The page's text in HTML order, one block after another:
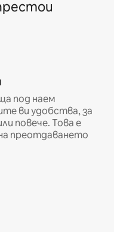
под наем
ви удобства, за
повече. Това е
преотдаването